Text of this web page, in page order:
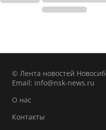
© Лента новостей
Email: info@nsk-news.ru
О нас
Контакты